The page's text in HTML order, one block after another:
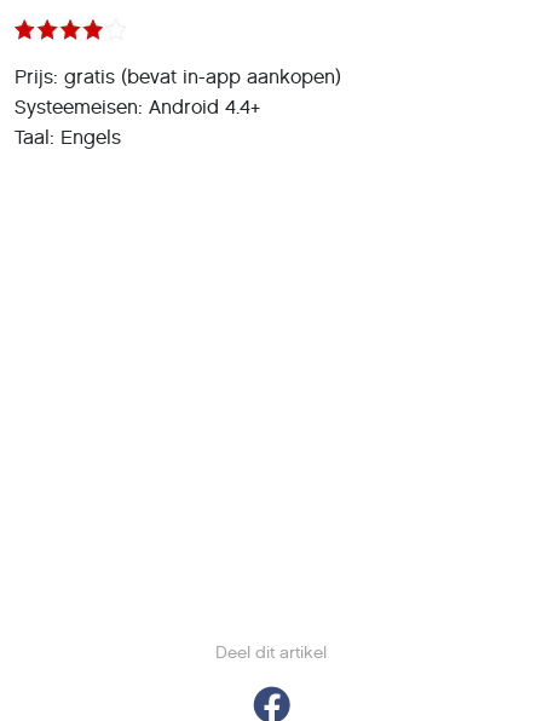
Deel dit artikel
Prijs: gratis (bevat in-app aankopen)
Systeemeisen: Android 4.4+
Taal: Engels